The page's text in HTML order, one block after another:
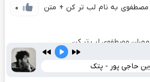
0
مصطفوی به نام لب تر کن + متن
مهران مصطفوی لب تر کن
جدید لب تر کن از مهران مصطفوی
از ترانه زیبایلب تر کن
مهران مصطفوی
حاجی پور - پتک